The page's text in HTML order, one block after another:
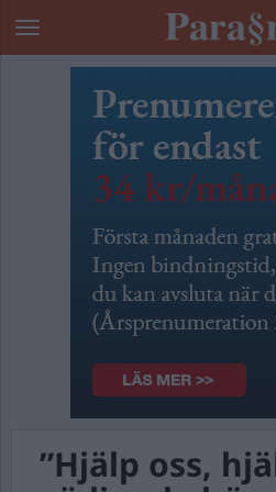
”Hjälp oss,